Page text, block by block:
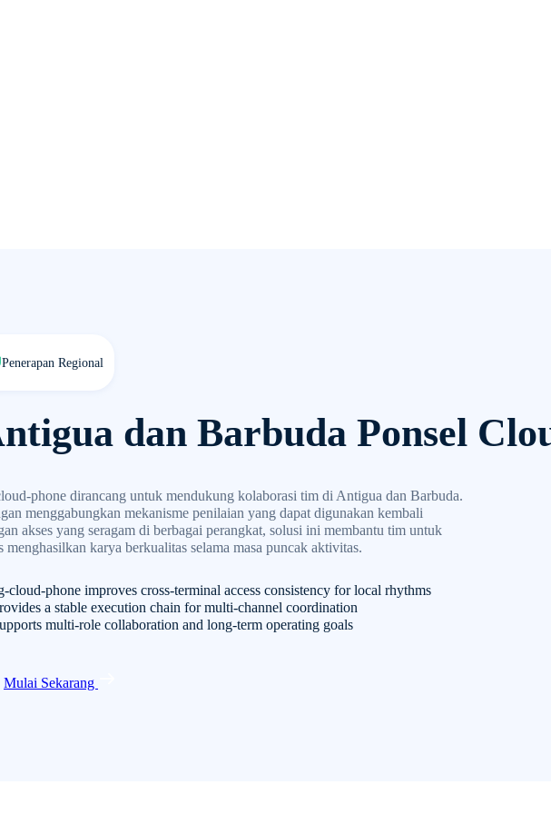
Penerapan Regional
dan Barbuda Ponsel
phone dirancang untuk mendukung kolaborasi tim di Antigua dan Barbuda.
menggabungkan mekanisme penilaian yang dapat digunakan kembali
akses yang seragam di berbagai perangkat, solusi ini membantu tim untuk
menghasilkan karya berkualitas selama masa puncak aktivitas.
cloud-phone improves cross-terminal access consistency for local rhythms
a stable execution chain for multi-channel coordination
multi-role collaboration and long-term operating goals
Mulai Sekarang